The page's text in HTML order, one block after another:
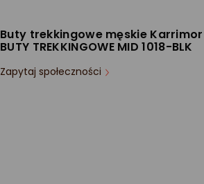
Buty trekkingowe męskie Karrimor
BUTY TREKKINGOWE MID 1018-BLK
Zapytaj społeczności